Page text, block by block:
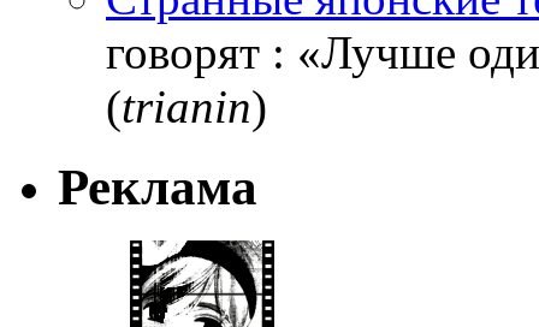
говорят : «Лучше
(trianin)
Реклама